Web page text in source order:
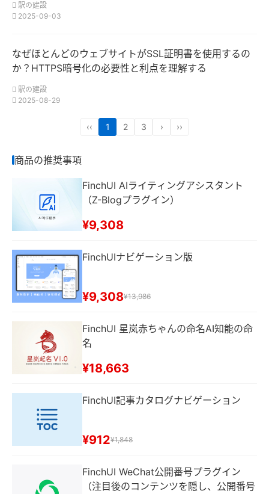
駅の建設
2025-09-03
なぜほとんどのウェブサイトがSSL証明書を使用するの
か？HTTPS暗号化の必要性と利点を理解する
駅の建設
2025-08-29
‹‹ 1 2 3 › ››
商品の推奨事項
FinchUI AIライティングアシスタント
（Z-Blogプラグイン）
¥9,308
FinchUIナビゲーション版
¥9,308¥13,986
FinchUI 星岚赤ちゃんの命名AI知能の命
名
¥18,663
FinchUI記事カタログナビゲーション
¥912¥1,848
FinchUI WeChat公開番号プラグイン
（注目後のコンテンツを隠し、公開番号